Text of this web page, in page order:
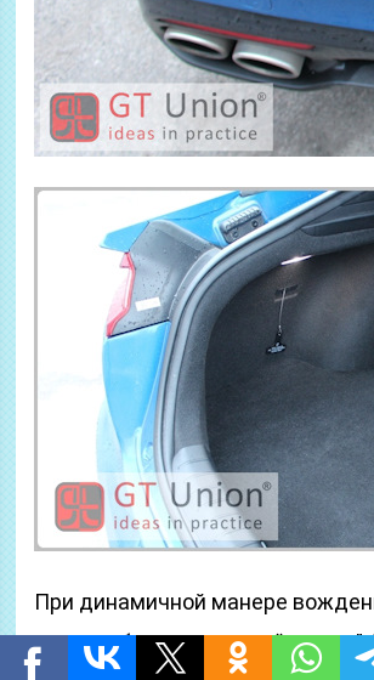
При динамичной манере
очень, в багажнике всё “летает”,